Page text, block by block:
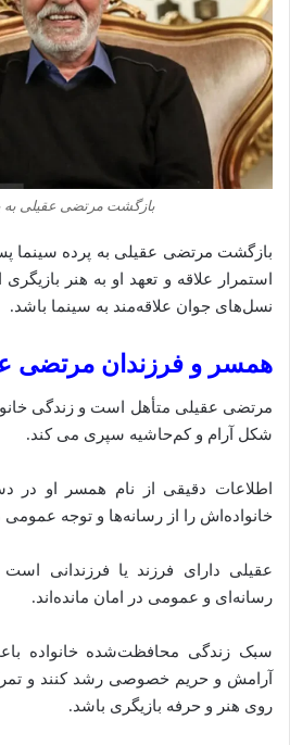
بازگشت مرتضی عقیلی به
بازگشت مرتضی عقیلی به پرده سینما
استمرار علاقه و تعهد او به هنر
نسل‌های جوان علاقه‌مند به سینما باشد.
همسر و فرزندان مرتضی
مرتضی عقیلی متأهل است و زندگی
شکل آرام و کم‌حاشیه سپری می‌ کند.
اطلاعات دقیقی از نام همسر او در
خانواده‌اش را از رسانه‌ها و توجه عمومی
عقیلی دارای فرزند یا فرزندانی
رسانه‌ای و عمومی در امان مانده‌اند.
سبک زندگی محافظت‌شده خانواده
آرامش و حریم خصوصی رشد کنند و
روی هنر و حرفه بازیگری باشد.